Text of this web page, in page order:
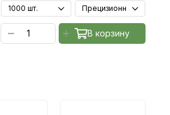
В корзину